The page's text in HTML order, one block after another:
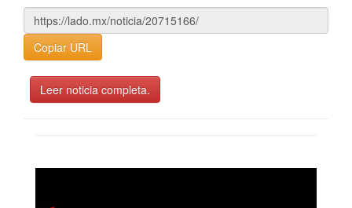
Copiar URL
Leer noticia completa.